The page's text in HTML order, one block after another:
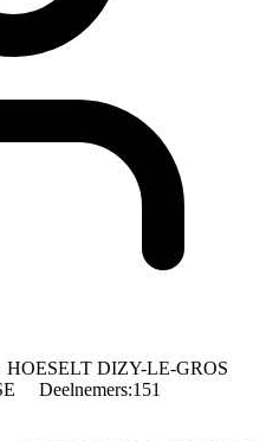
HOESELT DIZY-LE-GROS
Deelnemers:151